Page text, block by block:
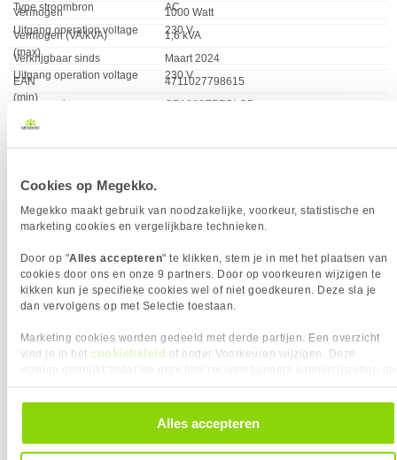
Cookies op Megekko.
Megekko maakt gebruik van noodzakelijke, voorkeur, statistische en
marketing cookies en vergelijkbare technieken.
Door op "Alles accepteren" te klikken, stem je in met het plaatsen van
cookies door ons en onze 9 partners. Door op voorkeuren wijzigen te
kikken kun je specifieke cookies wel of niet goedkeuren. Deze sla je
dan vervolgens op met Selectie toestaan.
Marketing cookies worden gedeeld met derde partijen. Een overzicht
vind je in het cookiebeleid of onder Voorkeuren wijzigen. Deze
alle cookies. Je kunt je gegeven toestemming altijd intrekken, dit doe je
door in de footer van onze website te klikken op ‘Cookievoorkeuren’
Alles accepteren
Vermogen
1000 Watt
Vermogen (VA/kVA)
1,6 kVA
Verkrijgbaar sinds
Maart 2024
EAN
4711027798615
Vendorcode
CP1600EPFCLCD
Garantie
Type stroombron
AC
Uitgang operation voltage
(max)
230 V
Uitgang operation voltage
(min)
230 V
Vermogen
Soort bediening
GEWICHT EN OMVANG
Eigenschap Waarde
Breedte
100 mm
Gewicht
11000 gram
Hoogte
280 mm
INHOUD VAN DE VERPAKKING
Eigenschap Waarde
Batterijen inbegrepen
✓︎
Snelle installatiehandleiding
✓︎
Eigenschap Waarde
Snoerlengte 1,83 m
Eigenschap Waarde
Ethernet (RJ-45)
2 x